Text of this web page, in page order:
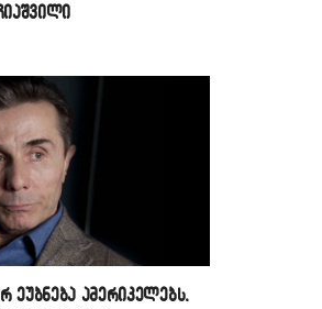
ეუბნება ამერიკელებს,